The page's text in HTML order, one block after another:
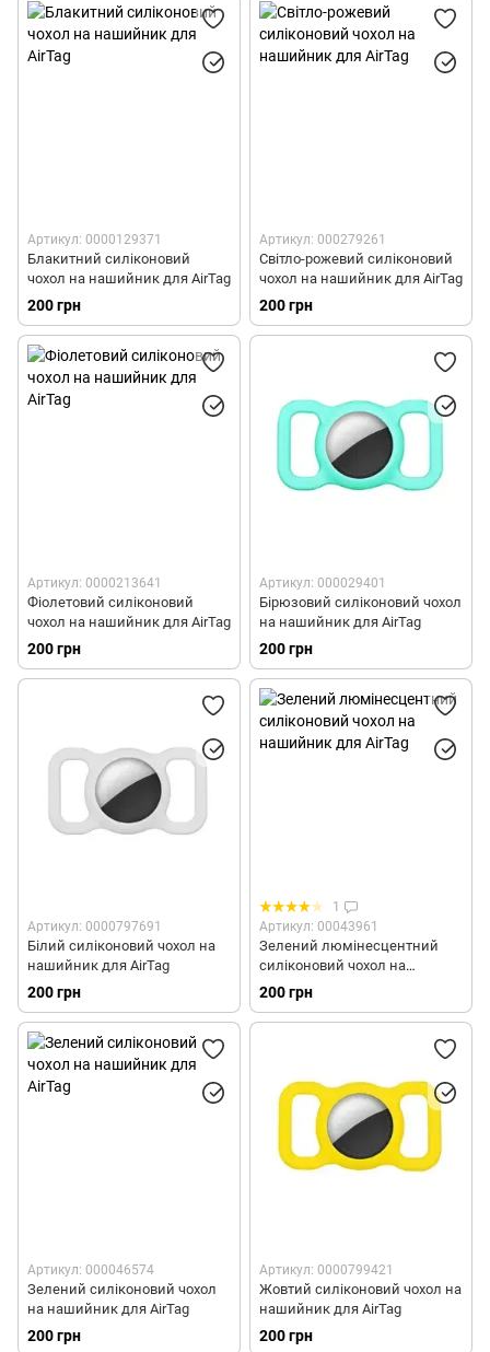
Артикул: 0000129371
Блакитний силіконовий
чохол на нашийник для AirTag
200 грн
Артикул: 000279261
Світло-рожевий силіконовий
чохол на нашийник для AirTag
200 грн
Артикул: 0000213641
Фіолетовий силіконовий
чохол на нашийник для AirTag
200 грн
Артикул: 000029401
Бірюзовий силіконовий чохол
на нашийник для AirTag
200 грн
Артикул: 0000797691
Білий силіконовий чохол на
нашийник для AirTag
200 грн
1
Артикул: 00043961
Зелений люмінесцентний
силіконовий чохол на
нашийник для AirTag
200 грн
Артикул: 000046574
Зелений силіконовий чохол
на нашийник для AirTag
200 грн
Артикул: 0000799421
Жовтий силіконовий чохол на
нашийник для AirTag
200 грн